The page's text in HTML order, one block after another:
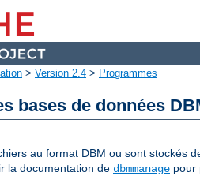
> Version 2.4 > Programmes
bases de données
au format DBM ou sont stockés
la documentation de dbmmanage pour